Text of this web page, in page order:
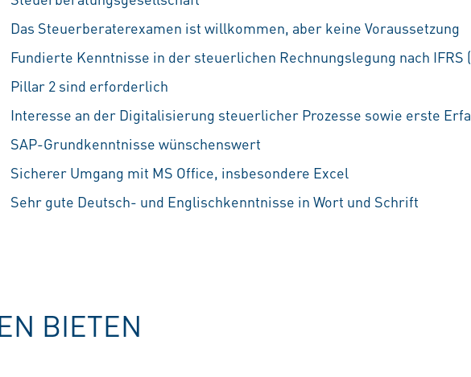
Das Steuerberaterexamen ist willkommen, aber keine Voraussetzung
Fundierte Kenntnisse in der steuerlichen Rechnungslegung nach IFRS
Pillar 2 sind erforderlich
Interesse an der Digitalisierung steuerlicher Prozesse sowie erste
SAP-Grundkenntnisse wünschenswert
Sicherer Umgang mit MS Office, insbesondere Excel
Sehr gute Deutsch- und Englischkenntnisse in Wort und Schrift
BIETEN